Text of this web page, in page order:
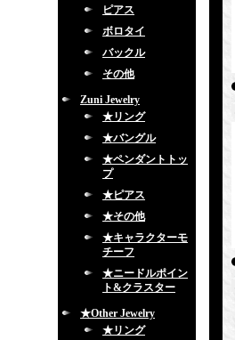
ピアス
ボロタイ
バックル
その他
Zuni Jewelry
★リング
★バングル
★ペンダントトッ
プ
★ピアス
★その他
★キャラクターモ
チーフ
★ニードルポイン
ト&クラスター
★Other Jewelry
★リング